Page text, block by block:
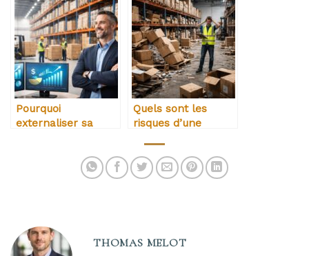
logistique moderne
commandes
Pourquoi
externaliser sa
Quels sont les
risques d’une
THOMAS MELOT